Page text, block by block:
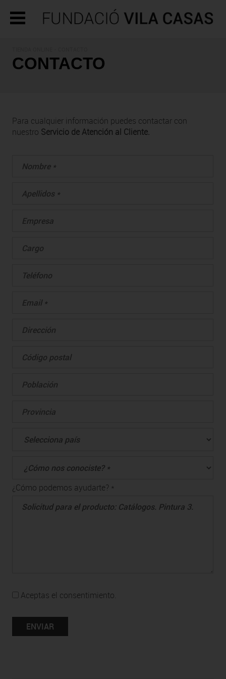
CONTACTO
Para cualquier información puedes contactar con
nuestro Servicio de Atención al Cliente.
¿Cómo podemos ayudarte? *
Aceptas el consentimiento.